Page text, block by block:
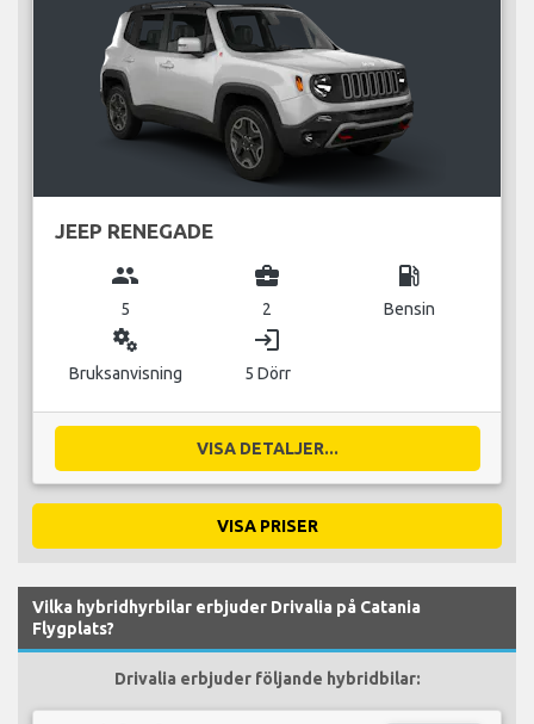
JEEP RENEGADE
group
5
business_center
2
local_gas_station
Bensin
miscellaneous_services
Bruksanvisning
login
5 Dörr
VISA DETALJER...
VISA PRISER
Vilka hybridhyrbilar erbjuder Drivalia på Catania
Flygplats?
Drivalia erbjuder följande hybridbilar: